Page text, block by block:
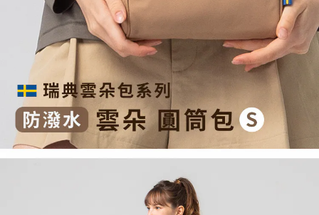
https://aftee.tw/terms/#terms3
３．未成年的使用者請事先徵得法定代理人或監護人之同意方可使用
「AFTEE先享後付」，若未經同意申辦者引起之損失，本公司不負相關責
４．使用「AFTEE先享後付」時，將依據個別帳號之用戶狀況，依本公司即
時審查核予不同之上限額度；若仍有額度不足之情形，本公司將視審查結果
請求用戶進行身份認證。
５．嚴禁一人註冊多個帳號或使用他人資訊註冊。若發現惡意使用之情形，
恩沛科技股份有限公司將有權停止該用戶之使用額度並採取法律行動。